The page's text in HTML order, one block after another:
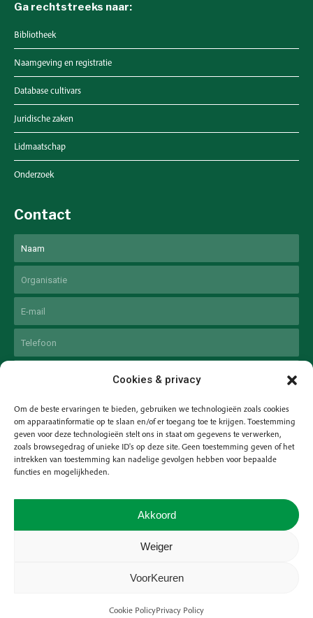
Cookies & privacy
Om de beste ervaringen te bieden, gebruiken we technologieën zoals cookies
om apparaatinformatie op te slaan en/of er toegang toe te krijgen. Toestemming
geven voor deze technologieën stelt ons in staat om gegevens te verwerken,
zoals browsegedrag of unieke ID's op deze site. Geen toestemming geven of het
intrekken van toestemming kan nadelige gevolgen hebben voor bepaalde
functies en mogelijkheden.
Akkoord
Weiger
VoorKeuren
Cookie PolicyPrivacy Policy
Ga rechtstreeks naar:
Bibliotheek
Naamgeving en registratie
Database cultivars
Juridische zaken
Lidmaatschap
Onderzoek
Contact
Voornaam
Webesign:The Creative Mill